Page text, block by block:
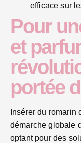
efficace sur
Pour
et
portée
Insérer du
démarche globale
optant pour des